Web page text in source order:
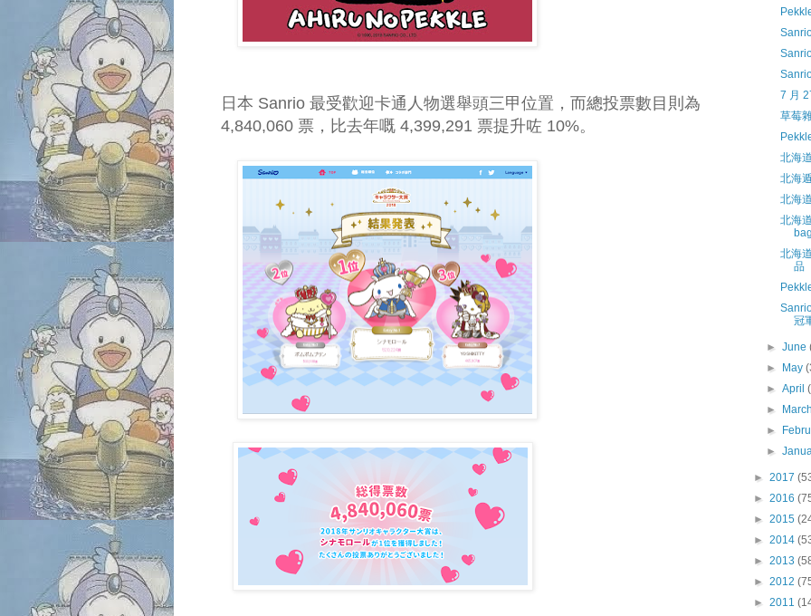
日本 Sanrio 最受歡迎卡通人物選舉頭三甲位置，而總投票數目則為
4,840,060 票，比去年嘅 4,399,291 票提升咗 10%。
7 月
草莓
北海
北海
北海
北海
北海
品
冠
►June
►
May
►April
►
►
►
► 2017
► 2016
► 2015
► 2014
► 2013
► 2012
► 2011